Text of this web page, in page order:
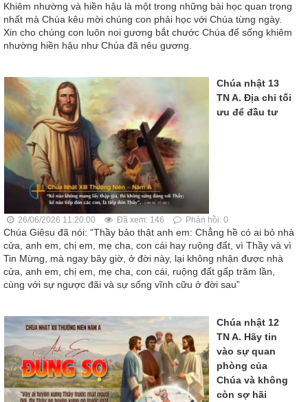
Khiêm nhường và hiền hậu là một trong những bài học quan trọng
nhất mà Chúa kêu mời chúng con phải học với Chúa từng ngày.
Xin cho chúng con luôn noi gương bắt chước Chúa để sống khiêm
nhường hiền hậu như Chúa đã nêu gương.
Chúa nhật 13
TN A. Địa chỉ tối
ưu để đầu tư
26/06/2026 11:20:00 Đã xem: 146 Phản hồi: 0
Chúa Giêsu đã nói: “Thầy bảo thật anh em: Chẳng hề có ai bỏ nhà
cửa, anh em, chị em, mẹ cha, con cái hay ruộng đất, vì Thầy và vì
Tin Mừng, mà ngay bây giờ, ở đời này, lại không nhận được nhà
cửa, anh em, chị em, mẹ cha, con cái, ruộng đất gấp trăm lần,
cùng với sự ngược đãi và sự sống vĩnh cữu ở đời sau”
Chúa nhật 12
TN A. Hãy tin
vào sự quan
phòng của
Chúa và không
còn sợ hãi